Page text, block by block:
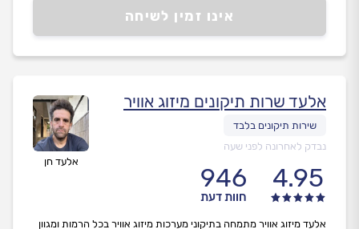
אינו זמין לשיחה
אלעד חן
אלעד שרות תיקונים מיזוג אוויר
נבדק לאחרונה לפני שעה
4.95
946
חוות דעת
אלעד מיזוג אוויר מתמחה בתיקוני מערכות מיזוג אוויר בכל הרמות ומגוון